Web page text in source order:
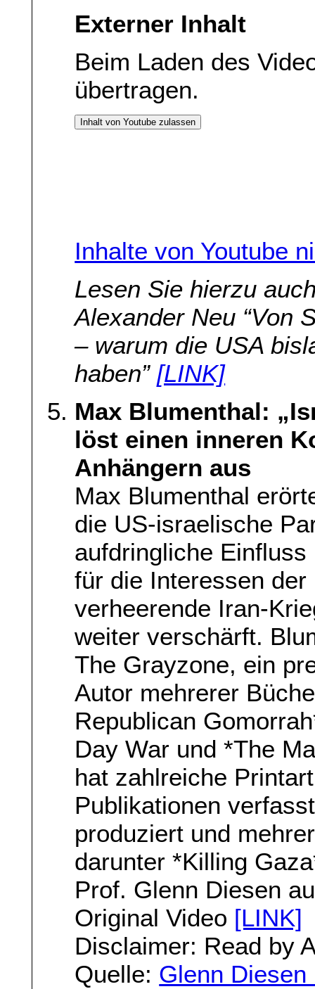
Externer Inhalt
Beim Laden des
übertragen.
Inhalt von Youtube zulassen
Inhalte von Youtube
Lesen Sie hierzu
Alexander Neu “Von
– warum die USA
haben” [LINK]
Max Blumenthal:
löst einen inneren
Anhängern aus
Max Blumenthal
die US-israelische
aufdringliche
für die Interessen
verheerende Iran-
weiter verschärft.
The Grayzone, ein
Autor mehrerer
Republican
Day War und *The
hat zahlreiche
Publikationen
produziert und
darunter *Killing
Prof. Glenn Diesen
Original Video [LINK]
Disclaimer: Read by
Quelle: Glenn